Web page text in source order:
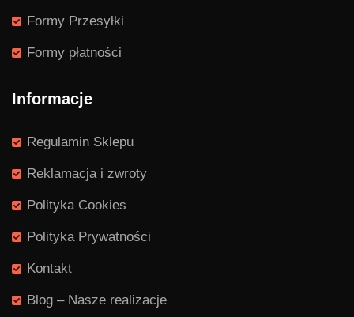
Formy Przesyłki
Formy płatności
Informacje
Regulamin Sklepu
Reklamacja i zwroty
Polityka Cookies
Polityka Prywatności
Kontakt
Blog – Nasze realizacje